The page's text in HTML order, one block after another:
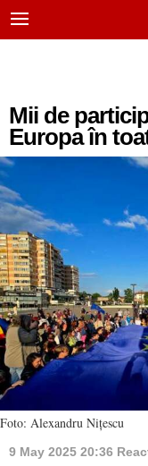
Mii de
Europa în
Foto: Alexandru Nițescu
9 May 2025 20:36